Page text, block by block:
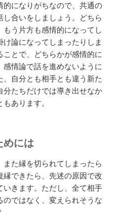
的になりがちなので、共通の
合いをしましょう。どちら
う片方も感情的になってし
け論になってしまったりしま
とで、どちらかが感情的に
情論で話を進めないように
自分とも相手とも違う新た
分たちだけでは導き出せなか
あります。
めには
た縁を切られてしまったら
縁できたら、先述の原因で改
いきます。ただし、全て相手
ではなく、変えられそうな